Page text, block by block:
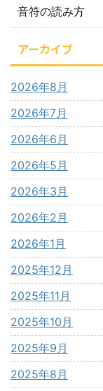
音符の読み方
アーカイブ
2026年8月
2026年7月
2026年6月
2026年5月
2026年3月
2026年2月
2026年1月
2025年12月
2025年11月
2025年10月
2025年9月
2025年8月